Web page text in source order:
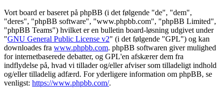
Vort board er baseret på phpBB (i det følgende "de", "dem",
"deres", "phpBB software", "www.phpbb.com", "phpBB Limited",
"phpBB Teams") hvilket er en bulletin board-løsning udgivet under
"GNU General Public License v2" (i det følgende "GPL") og kan
downloades fra www.phpbb.com. phpBB softwaren giver mulighed
for internetbaserede debatter, og GPL'en afskærer dem fra
indflydelse på, hvad vi tillader og/eller afviser som tilladeligt indhold
og/eller tilladelig adfærd. For yderligere information om phpBB, se
venligst: https://www.phpbb.com/.